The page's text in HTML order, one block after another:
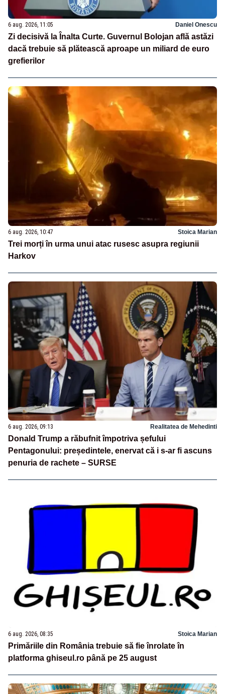
6 aug. 2026, 11:05 Daniel Onescu
Zi decisivă la Înalta Curte. Guvernul Bolojan află astăzi
dacă trebuie să plătească aproape un miliard de euro
grefierilor
6 aug. 2026, 10:47 Stoica Marian
Trei morți în urma unui atac rusesc asupra regiunii
Harkov
6 aug. 2026, 09:13 Realitatea de Mehedinti
Donald Trump a răbufnit împotriva șefului
Pentagonului: președintele, enervat că i s-ar fi ascuns
penuria de rachete – SURSE
6 aug. 2026, 08:35 Stoica Marian
Primăriile din România trebuie să fie înrolate în
platforma ghiseul.ro până pe 25 august